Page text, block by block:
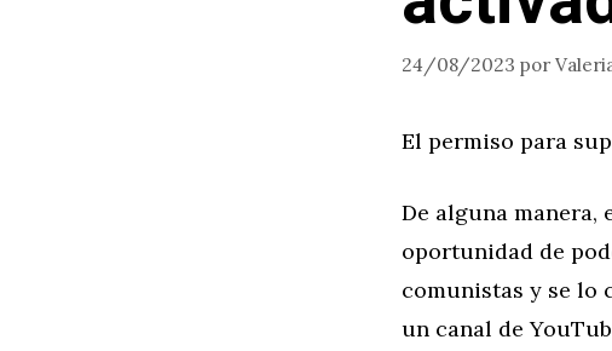
24/08/2023 por
El permiso para
De alguna manera,
oportunidad de
comunistas y se lo
un canal de